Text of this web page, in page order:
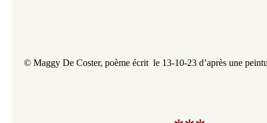
© Maggy De Coster, poème écrit  le 13-10-23 d’après une